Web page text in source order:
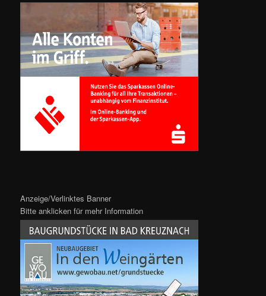
Anzeige/Verlinktes Banner
Bitte anklicken für mehr Information